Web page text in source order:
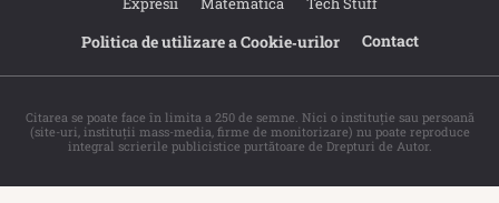
Politica de utilizare a Cookie‐urilor Contact
Citarea se poate face în limita a 250 de semne. Nici o instituţie sau persoană
(site-uri, instituţii mass-media, firme de monitorizare) nu poate reproduce
integral scrierile publicistice purtătoare de Drepturi de Autor.